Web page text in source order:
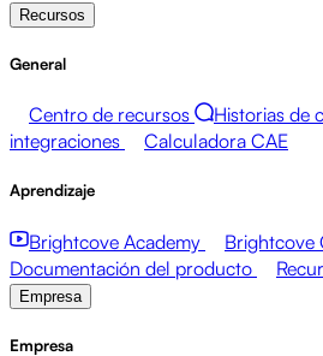
Recursos
General
Centro de recursos Historias de
integraciones
Calculadora CAE
Aprendizaje
Brightcove Academy
Brightcove
Documentación del producto
Empresa
Empresa